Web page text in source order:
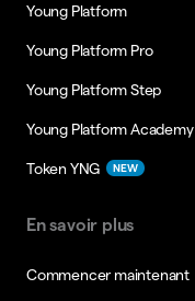
Young Platform
Young Platform Pro
Young Platform Step
Young Platform Academy
Token YNG NEW
En savoir plus
Commencer maintenant